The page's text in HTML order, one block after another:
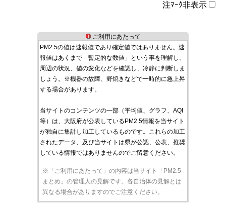
注ﾏｰｸ非表示
ご利用にあたって
PM2.5の値は速報値であり確定値ではありません。速
報値はあくまで「暫定的な数値」という事を理解し、
周辺の状況、値の変化などを確認し、冷静に判断しま
しょう。※機器の故障、野焼きなどで一時的に急上昇
する場合があります。
当サイトのコンテンツの一部（平均値、グラフ、AQI
等）は、大阪府が公表しているPM2.5情報を当サイト
が独自に集計し加工しているものです。これらの加工
されたデータ、及び当サイトは県が公認、公表、推奨
している情報ではありませんのでご留意ください。
※「ご利用にあたって」の内容は当サイト「PM2.5
まとめ」の管理人の見解です。各自治体の見解とは
異なる場合がありますのでご注意ください。